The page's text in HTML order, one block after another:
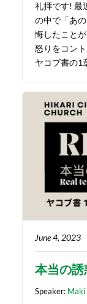
礼拝です! 最
の中で「あ
悔したこと
怒りをコン
ヤコブ書の1
June 4, 2023
本当の誘
Speaker: Maki